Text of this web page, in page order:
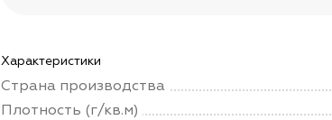
Характеристики
Страна производства
Плотность (г/кв.м)